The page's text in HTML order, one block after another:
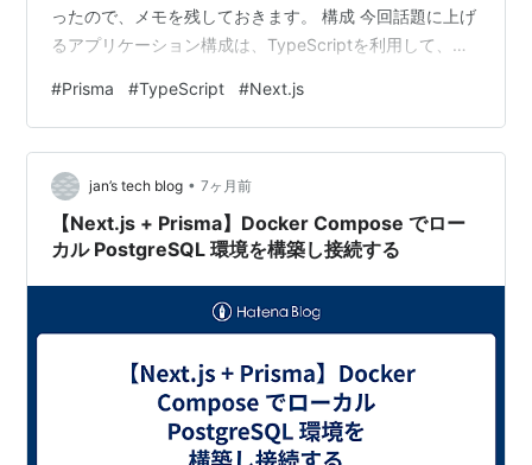
ったので、メモを残しておきます。 構成 今回話題に上げ
るアプリケーション構成は、TypeScriptを利用して、フ
なります。 またDBはPostgreSQLです。 / ├── apps/ │
└── web/ Next.jsアプリケーション └── packages/
└── db/ Prisma管理ディレクトリ Prisma v5の時点で
は、packages/db配下でPr…
#Prisma #TypeScript #Next.js
jan’s tech blog • 7ヶ月前
【Next.js + Prisma】Docker Compose でロー
カル PostgreSQL 環境を構築し接続する